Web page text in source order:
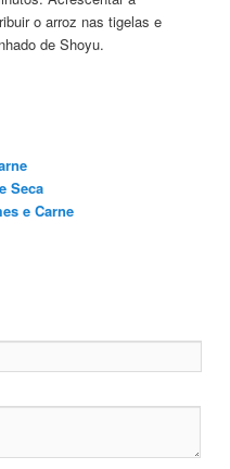
o arroz nas tigelas e
de Shoyu.
Seca
e Carne